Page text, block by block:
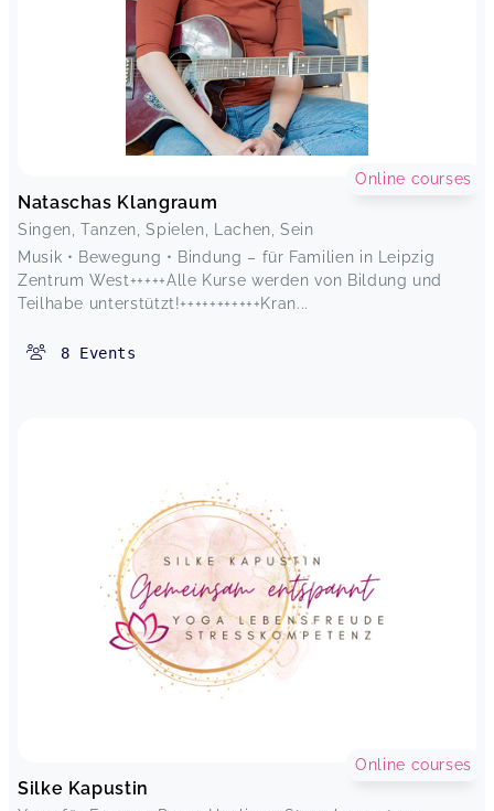
Nataschas Klangraum
Singen, Tanzen, Spielen, Lachen, Sein
Musik • Bewegung • Bindung – für Familien in Leipzig
Zentrum West+++++Alle Kurse werden von Bildung und
Teilhabe unterstützt!+++++++++++Kran...
Online courses
8 Events
Silke Kapustin
Online courses